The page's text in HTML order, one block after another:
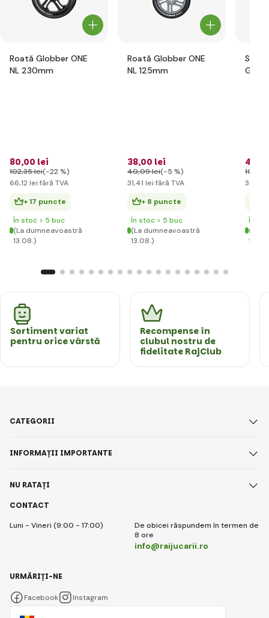
Roată Globber ONE
NL 230mm
80,00 lei
102,35 lei(-22 %)
66,12 lei fără TVA
+ 17 puncte
În stoc > 5 buc
(La dumneavoastră
13.08.)
Roată Globber ONE
NL 125mm
38,00 lei
40,09 lei(-5 %)
31,41 lei fără TVA
+ 8 puncte
În stoc > 5 buc
(La dumneavoastră
13.08.)
Set
42
102
35
În
(La
Sortiment variat
pentru orice vârstă
Recompense în
clubul nostru de
fidelitate RajClub
CONTACT
Luni - Vineri (9:00 - 17:00)
De obicei răspundem în termen de
8 ore
info@raijucarii.ro
CATEGORII
INFORMAȚII IMPORTANTE
NU RATAȚI
URMĂRIȚI-NE
Facebook Instagram